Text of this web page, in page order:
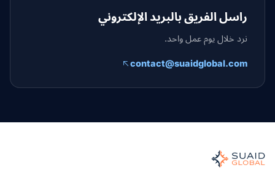
راسل الفريق بالبريد الإلكتروني
نرد خلال يوم عمل واحد.
contact@suaidglobal.com
منسق شحن مستقل للخدمات البحرية والجوية والأرضية والجمارك
المحيط والجو والأرض - مقارنة الناقلات بشكل محايد، ونقلها